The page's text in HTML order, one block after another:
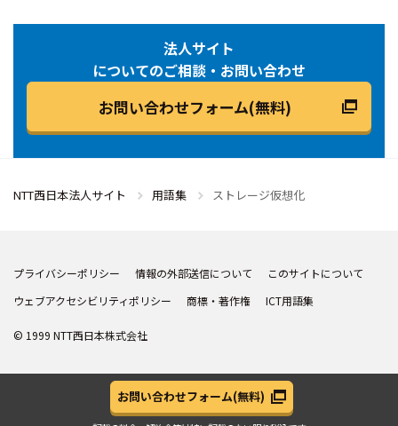
法人サイト
についてのご相談・お問い合わせ
お問い合わせフォーム(無料)
NTT西日本法人サイト 用語集 ストレージ仮想化
プライバシーポリシー 情報の外部送信について
このサイトについて
ウェブアクセシビリティポリシー
商標・著作権 ICT用語集
© 1999 NTT西日本株式会社
お問い合わせフォーム(無料)